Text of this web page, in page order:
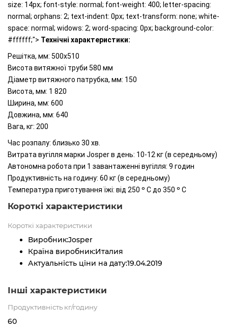
size: 14px; font-style: normal; font-weight: 400; letter-spacing:
normal; orphans: 2; text-indent: 0px; text-transform: none; white-
space: normal; widows: 2; word-spacing: 0px; background-color:
#ffffff;"> Технічні характеристики:
Решітка, мм: 500x510
Висота витяжної труби 580 мм
Діаметр витяжного патрубка, мм: 150
Висота, мм: 1 820
Ширина, мм: 600
Довжина, мм: 640
Вага, кг: 200
Час розпалу: близько 30 хв.
Витрата вугілля марки Josper в день: 10-12 кг (в середньому)
Автономна робота при 1 завантаженні вугілля: 9 годин
Продуктивність на годину: 60 кг (в середньому)
Температура приготування їжі: від 250 º C до 350 º C
Короткі характеристики
Короткі характеристики
Виробник:Josper
Країна виробник:Италия
Актуальність ціни на дату:19.04.2019
Інші характеристики
Продуктивність кг/годину
60